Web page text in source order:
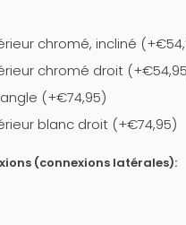
chromé, incliné
chromé droit
(+€74,95)
blanc droit (+€74,95)
(connexions latérales):